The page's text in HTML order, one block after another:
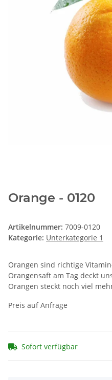
Orange - 0120
Artikelnummer: 7009-0120
Kategorie: Unterkategorie 1
Orangen sind richtige
Orangensaft am Tag deckt
Orangen steckt noch viel
Preis auf Anfrage
Sofort verfügbar